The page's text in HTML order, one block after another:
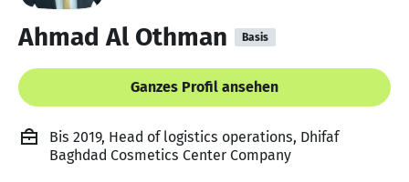
Ahmad Al Othman Basis
Ganzes Profil ansehen
Bis 2019, Head of logistics operations, Dhifaf
Baghdad Cosmetics Center Company